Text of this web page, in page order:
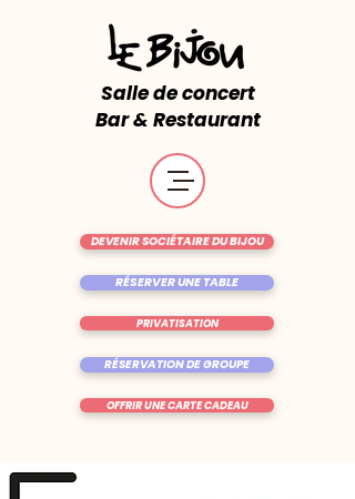
Salle de concert
Bar & Restaurant
RÉSERVER UNE TABLE
OFFRIR UNE CARTE CADEAU
DEVENIR SOCIÉTAIRE DU BIJOU
RÉSERVATION DE GROUPE
PRIVATISATION